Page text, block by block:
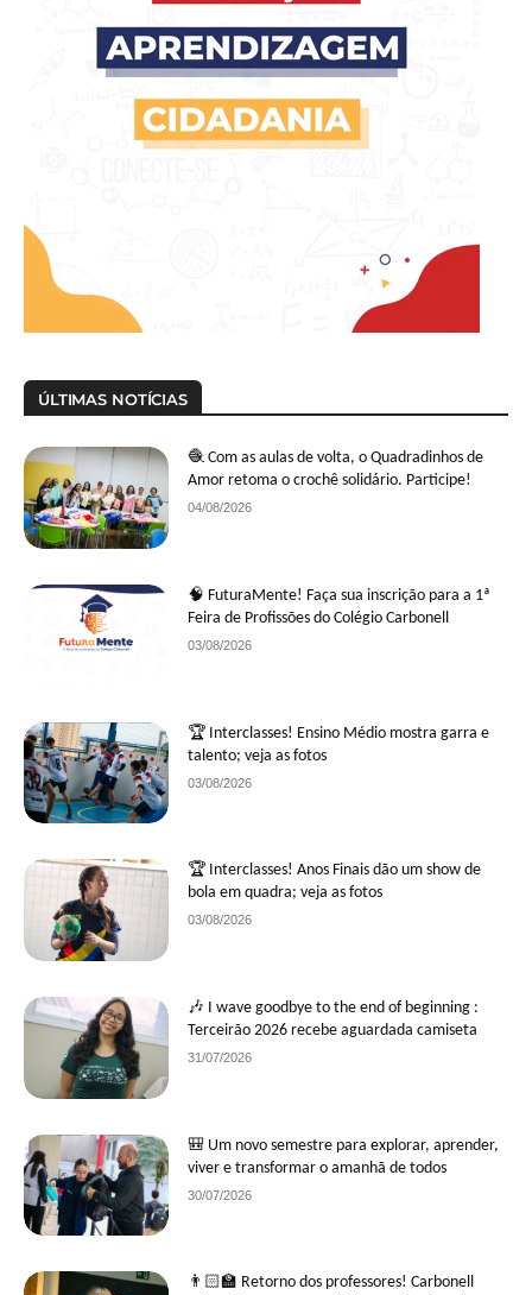
ÚLTIMAS NOTÍCIAS
🧶 Com as aulas de volta, o Quadradinhos de
Amor retoma o crochê solidário. Participe!
04/08/2026
🧠 FuturaMente! Faça sua inscrição para a 1ª
Feira de Profissões do Colégio Carbonell
03/08/2026
🏆 Interclasses! Ensino Médio mostra garra e
talento; veja as fotos
03/08/2026
🏆 Interclasses! Anos Finais dão um show de
bola em quadra; veja as fotos
03/08/2026
🎶 I wave goodbye to the end of beginning :
Terceirão 2026 recebe aguardada camiseta
31/07/2026
🎒 Um novo semestre para explorar, aprender,
viver e transformar o amanhã de todos
30/07/2026
👨🏻‍🏫 Retorno dos professores! Carbonell